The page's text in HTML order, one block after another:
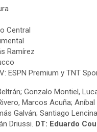
Central
Ramírez
ESPN Premium y TNT
Gonzalo Montiel,
Marcos Acuña; Aníbal
Galván; Santiago
Driussi. DT: Eduardo